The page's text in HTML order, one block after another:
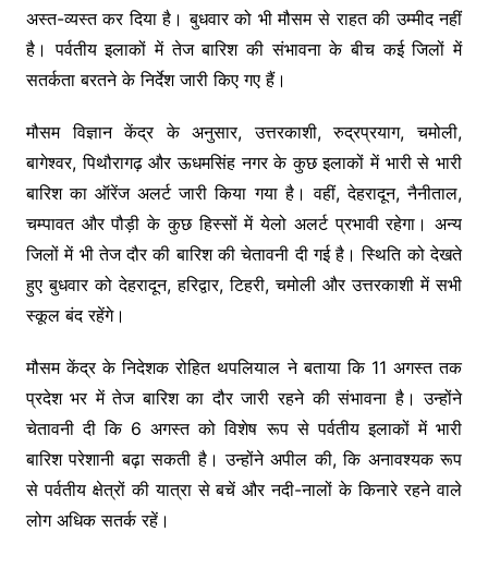
अस्त-व्यस्त कर दिया है। बुधवार को भी मौसम से राहत की उम्मीद नहीं
है। पर्वतीय इलाकों में तेज बारिश की संभावना के बीच कई जिलों में
सतर्कता बरतने के निर्देश जारी किए गए हैं।
मौसम विज्ञान केंद्र के अनुसार, उत्तरकाशी, रुद्रप्रयाग, चमोली,
बागेश्वर, पिथौरागढ़ और ऊधमसिंह नगर के कुछ इलाकों में भारी से भारी
बारिश का ऑरेंज अलर्ट जारी किया गया है। वहीं, देहरादून, नैनीताल,
चम्पावत और पौड़ी के कुछ हिस्सों में येलो अलर्ट प्रभावी रहेगा। अन्य
जिलों में भी तेज दौर की बारिश की चेतावनी दी गई है। स्थिति को देखते
हुए बुधवार को देहरादून, हरिद्वार, टिहरी, चमोली और उत्तरकाशी में सभी
स्कूल बंद रहेंगे।
मौसम केंद्र के निदेशक रोहित थपलियाल ने बताया कि 11 अगस्त तक
प्रदेश भर में तेज बारिश का दौर जारी रहने की संभावना है। उन्होंने
चेतावनी दी कि 6 अगस्त को विशेष रूप से पर्वतीय इलाकों में भारी
बारिश परेशानी बढ़ा सकती है। उन्होंने अपील की, कि अनावश्यक रूप
से पर्वतीय क्षेत्रों की यात्रा से बचें और नदी-नालों के किनारे रहने वाले
लोग अधिक सतर्क रहें।